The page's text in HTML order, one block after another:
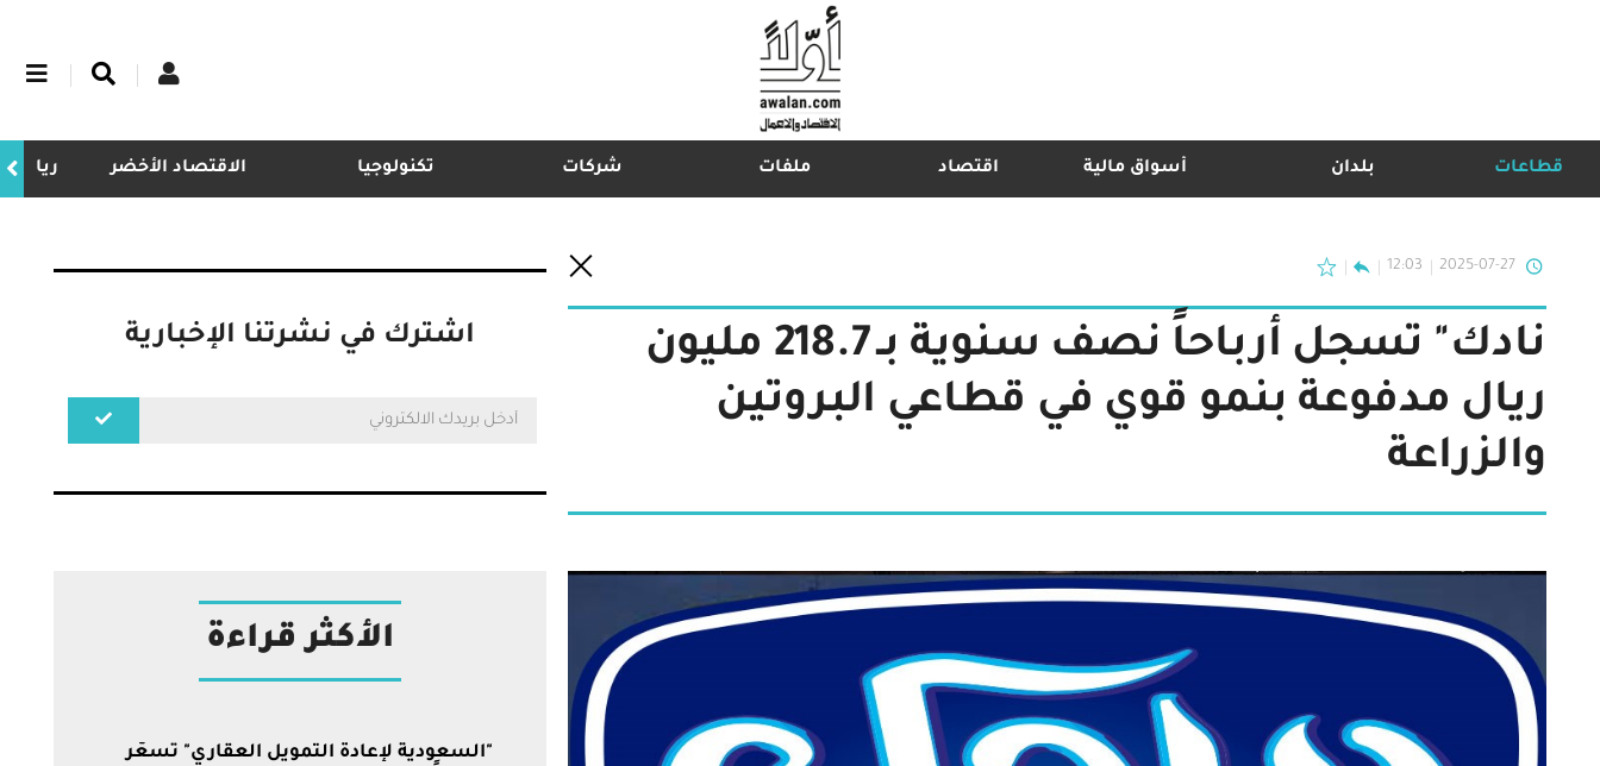
قطاعات بلدان أسواق مالية اقتصاد ملفات شركات تكنولوجيا الاقتصاد الأخضر ريادة
2025-07-27
12:03
نادك" تسجل أرباحاً نصف سنوية بـ 218.7 مليون
ريال مدفوعة بنمو قوي في قطاعي البروتين
والزراعة
اشترك في نشرتنا الإخبارية
الأكثر قراءة
"السعودية لإعادة التمويل العقاري" تسعّر
اشترك في نشرتنا الإخبارية